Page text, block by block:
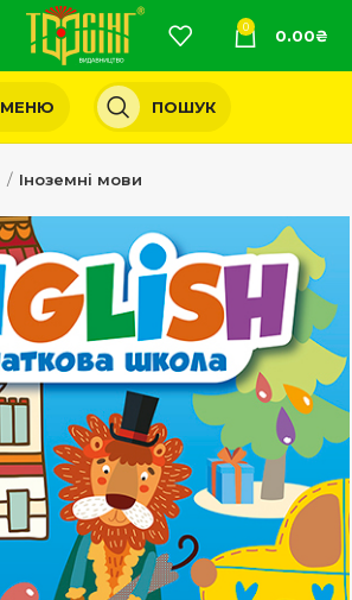
0 0.00₴
МЕНЮ ПОШУК
Іноземні мови